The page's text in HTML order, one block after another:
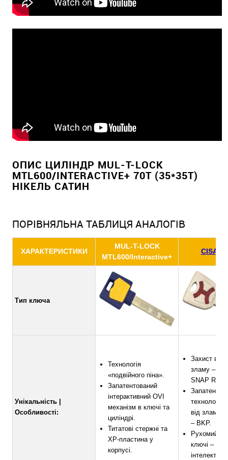
ОПИС ЦИЛІНДР MUL-T-LOCK
MTL600/INTERACTIVE+ 70T (35*35T)
НІКЕЛЬ САТИН
ПОРІВНЯЛЬНА ТАБЛИЦЯ АНАЛОГІВ
ХАРАКТЕРИСТИКИ
MUL-T-LOCK
MTL600/Interactive+
CISA
Тип ключа
Унікальність |
Особливості:
Технологія
«подвійного піна».
Запатентований
інтерактивний OVI
механізм в ключі та
циліндрі.
Титатові стержні та
ХР-пластина у
корпусі.
Захист від
зламу –
SNAP
технологія
від зламу
– BKP.
Рухомий
ключі –